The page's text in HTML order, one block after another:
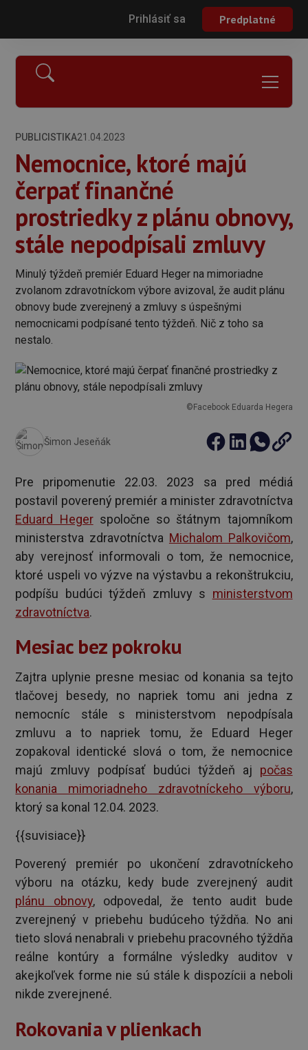
Prihlásiť sa Predplatné
PUBLICISTIKA21.04.2023
Nemocnice, ktoré majú
čerpať finančné
prostriedky z plánu obnovy,
stále nepodpísali zmluvy
Minulý týždeň premiér Eduard Heger na mimoriadne
zvolanom zdravotníckom výbore avizoval, že audit plánu
obnovy bude zverejnený a zmluvy s úspešnými
nemocnicami podpísané tento týždeň. Nič z toho sa
nestalo.
©Facebook Eduarda Hegera
Šimon Jeseňák
Pre pripomenutie 22.03. 2023 sa pred médiá
postavil poverený premiér a minister zdravotníctva
Eduard Hegerspoločne so štátnym tajomníkom
ministerstva zdravotníctva Michalom Palkovičom,
aby verejnosť informovali o tom, že nemocnice,
ktoré uspeli vo výzve na výstavbu a rekonštrukciu,
podpíšu budúci týždeň zmluvy s ministerstvom
zdravotníctva.
Mesiac bez pokroku
Zajtra uplynie presne mesiac od konania sa tejto
tlačovej besedy, no napriek tomu ani jedna z
nemocníc stále s ministerstvom nepodpísala
zmluvu a to napriek tomu, že Eduard Heger
zopakoval identické slová o tom, že nemocnice
majú zmluvy podpísať budúci týždeň aj počas
konania mimoriadneho zdravotníckeho výboru,
ktorý sa konal 12.04. 2023.
{{suvisiace}}
Poverený premiér po ukončení zdravotníckeho
výboru na otázku, kedy bude zverejnený audit
plánu obnovy, odpovedal, že tento audit bude
zverejnený v priebehu budúceho týždňa. No ani
tieto slová nenabrali v priebehu pracovného týždňa
reálne kontúry a formálne výsledky auditov v
akejkoľvek forme nie sú stále k dispozícii a neboli
nikde zverejnené.
Rokovania v plienkach